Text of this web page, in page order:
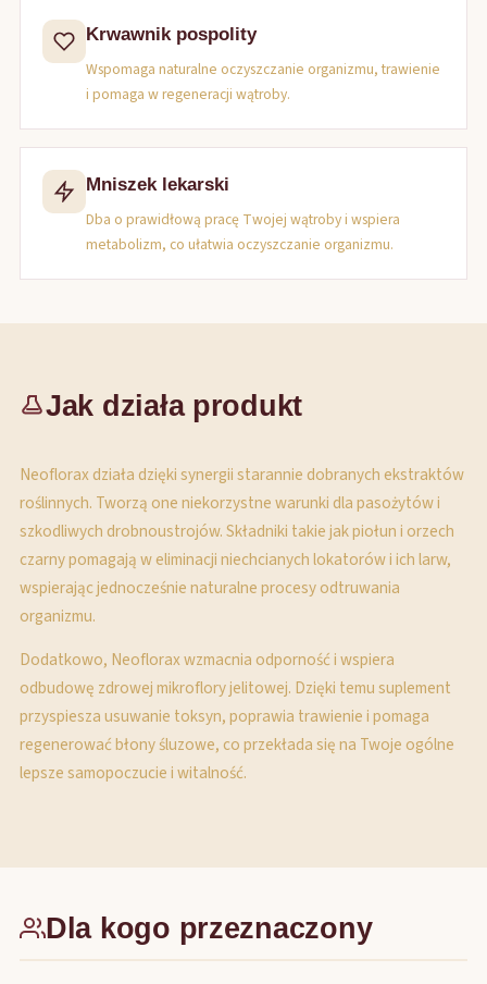
Krwawnik pospolity
Wspomaga naturalne oczyszczanie organizmu, trawienie
i pomaga w regeneracji wątroby.
Mniszek lekarski
Dba o prawidłową pracę Twojej wątroby i wspiera
metabolizm, co ułatwia oczyszczanie organizmu.
Jak działa produkt
Neoflorax działa dzięki synergii starannie dobranych ekstraktów
roślinnych. Tworzą one niekorzystne warunki dla pasożytów i
szkodliwych drobnoustrojów. Składniki takie jak piołun i orzech
czarny pomagają w eliminacji niechcianych lokatorów i ich larw,
wspierając jednocześnie naturalne procesy odtruwania
organizmu.
Dodatkowo, Neoflorax wzmacnia odporność i wspiera
odbudowę zdrowej mikroflory jelitowej. Dzięki temu suplement
przyspiesza usuwanie toksyn, poprawia trawienie i pomaga
regenerować błony śluzowe, co przekłada się na Twoje ogólne
lepsze samopoczucie i witalność.
Dla kogo przeznaczony